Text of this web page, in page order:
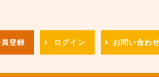
登録 ログイン お問い合わせ